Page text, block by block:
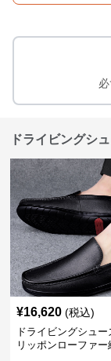
ドライビングシ
¥16,620 (税込)
ドライビングシュ
リッポンローファー